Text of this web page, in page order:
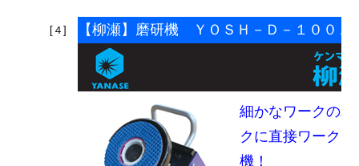
[４] 【柳瀬】磨研機 ＹＯＳＨ－Ｄ－１００Ａ
細かなワークの
クに直接ワーク
機！